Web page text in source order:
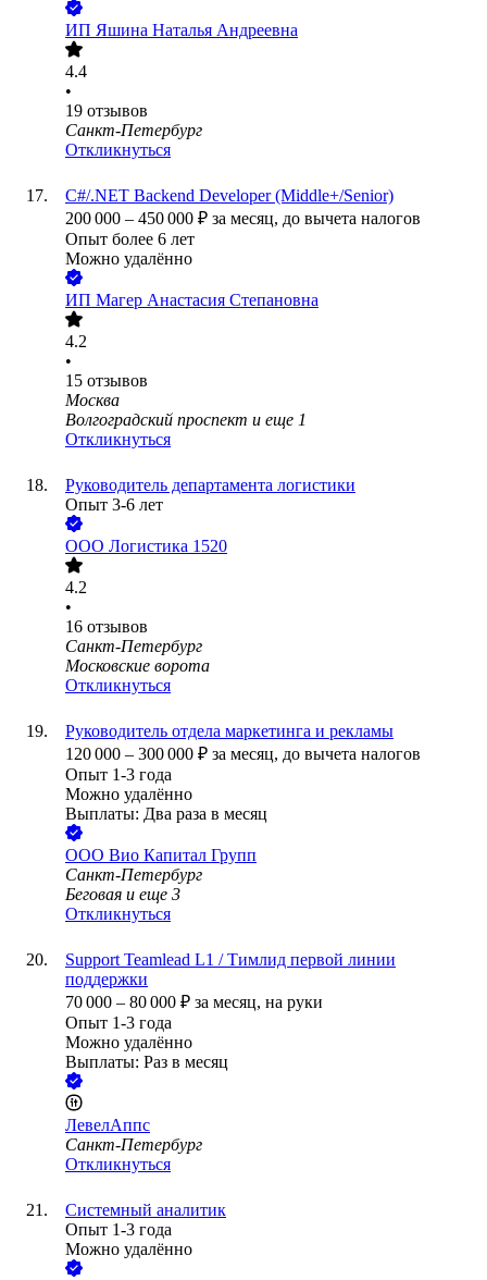
ИП Яшина Наталья Андреевна
4.4
•
19 отзывов
Санкт-Петербург
Откликнуться
C#/.NET Backend Developer (Middle+/Senior)
200 000 – 450 000 ₽ за месяц, до вычета налогов
Опыт более 6 лет
Можно удалённо
ИП Магер Анастасия Степановна
4.2
•
15 отзывов
Москва
Волгоградский проспект и еще 1
Откликнуться
Руководитель департамента логистики
Опыт 3-6 лет
ООО Логистика 1520
4.2
•
16 отзывов
Санкт-Петербург
Московские ворота
Откликнуться
Руководитель отдела маркетинга и рекламы
120 000 – 300 000 ₽ за месяц, до вычета налогов
Опыт 1-3 года
Можно удалённо
Выплаты: Два раза в месяц
ООО Вио Капитал Групп
Санкт-Петербург
Беговая и еще 3
Откликнуться
Support Teamlead L1 / Тимлид первой линии
поддержки
70 000 – 80 000 ₽ за месяц, на руки
Опыт 1-3 года
Можно удалённо
Выплаты: Раз в месяц
ЛевелАппс
Санкт-Петербург
Откликнуться
Системный аналитик
Опыт 1-3 года
Можно удалённо